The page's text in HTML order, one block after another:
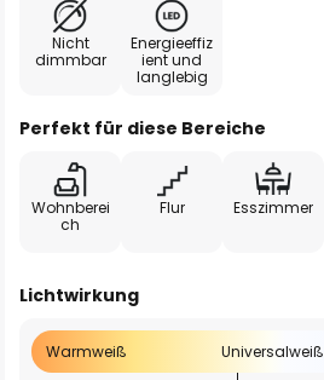
Nicht
dimmbar
Energieeffiz
ient und
langlebig
Perfekt für diese Bereiche
Wohnberei
ch
Flur Esszimmer
Lichtwirkung
Warmweiß Universalweiß